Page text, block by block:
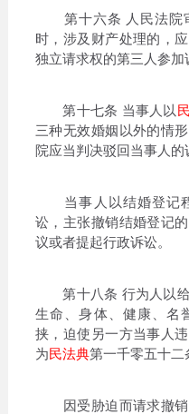
第十六条 人民法院
时，涉及财产处理的，
独立请求权的第三人参加
第十七条 当事人以
三种无效婚姻以外的情
院应当判决驳回当事人的
当事人以结婚登记程
讼，主张撤销结婚登记
议或者提起行政诉讼。
第十八条 行为人以给
生命、身体、健康、名
挟，迫使另一方当事人
为民法典第一千零五十二
因受胁迫而请求撤销